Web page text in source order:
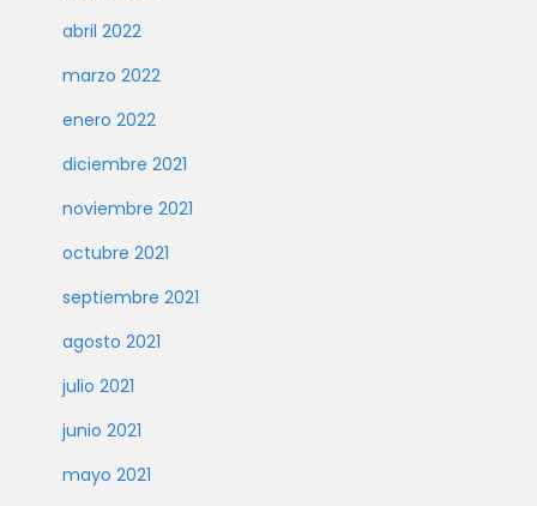
abril 2022
marzo 2022
enero 2022
diciembre 2021
noviembre 2021
octubre 2021
septiembre 2021
agosto 2021
julio 2021
junio 2021
mayo 2021